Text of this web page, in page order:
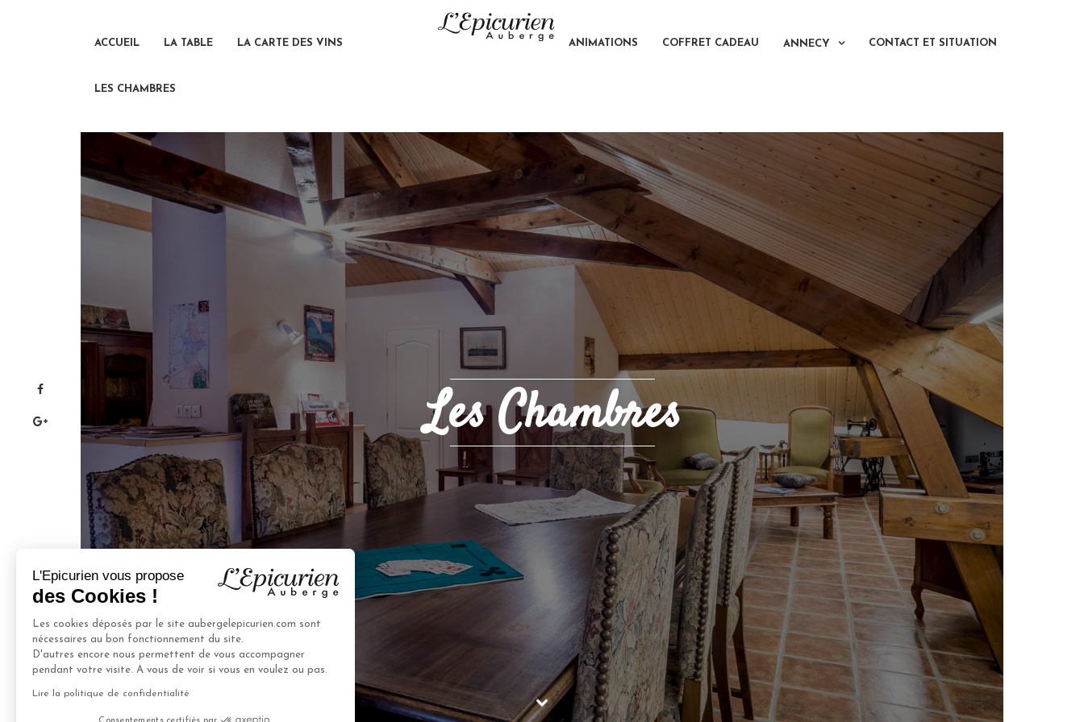
ACCUEIL LA TABLE LA CARTE DES VINS
LES CHAMBRES
ANIMATIONS COFFRET CADEAU ANNECY CONTACT ET SITUATION
Les Chambres
L'Epicurien vous propose
des Cookies !
Les cookies déposés par le site aubergelepicurien.com sont
nécessaires au bon fonctionnement du site.
D'autres encore nous permettent de vous accompagner
pendant votre visite. A vous de voir si vous en voulez ou pas.
Lire la politique de confidentialité